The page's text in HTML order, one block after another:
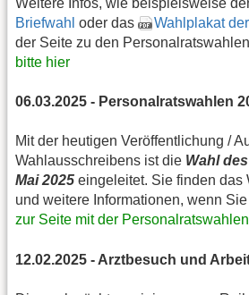
Briefwahl oder das Wahlplakat
der Seite zu den
bitte hier
06.03.2025 - Personalratswahlen
Mit der heutigen Veröffentlichung /
Wahlausschreibens ist die Wahl
Mai 2025 eingeleitet. Sie finden das
und weitere Informationen, wenn
zur Seite mit der
12.02.2025 - Arztbesuch und